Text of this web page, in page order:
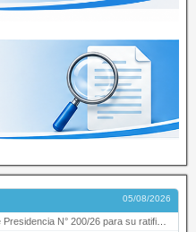
05/08/2026
N° 200/26 para su ratificación.